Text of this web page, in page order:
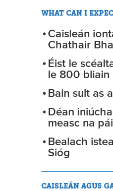
WHAT CAN I
Caisleán
Chathair
Éist le
le 800 bliain
Bain sult as
Déan
measc na
Bealach
Sióg
CAISLEÁN AGUS